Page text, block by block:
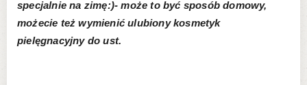
specjalnie na zimę:)- może to być sposób domowy,
możecie też wymienić ulubiony kosmetyk
pielęgnacyjny do ust.